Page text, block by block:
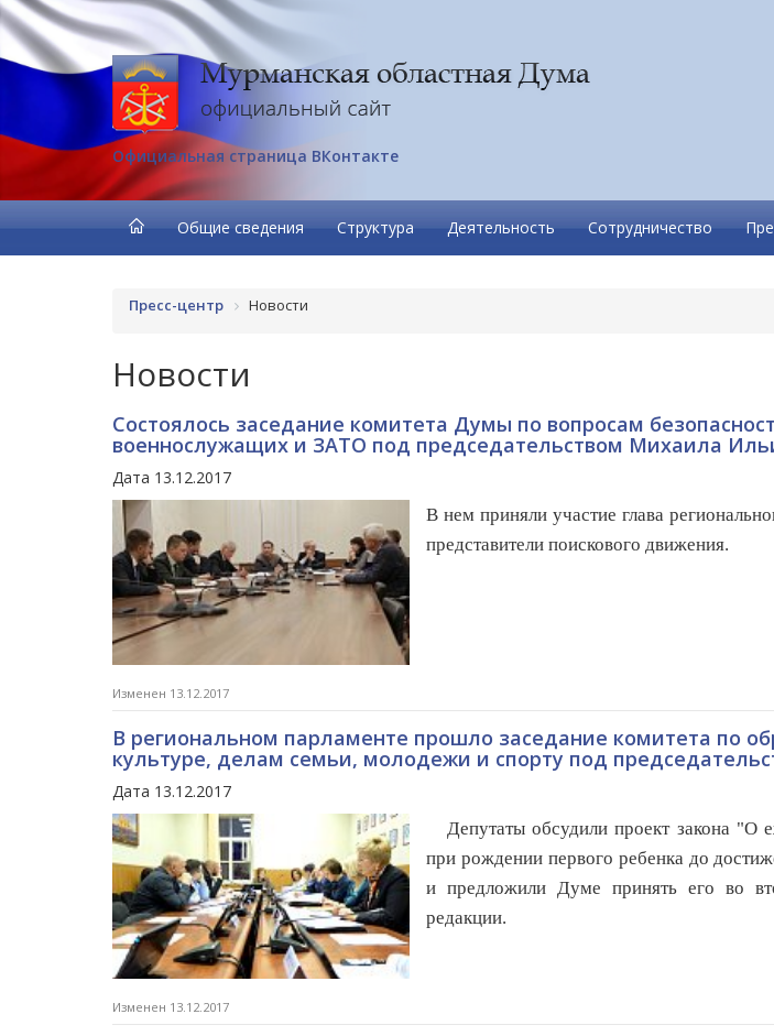
Официальная страница ВКонтакте
Общие сведения Структура Деятельность Сотрудничество
Пресс-центр Новости
Новости
Состоялось заседание комитета Думы по вопросам
военнослужащих и ЗАТО под председательством Михаила
Дата 13.12.2017
В нем приняли участие глава
представители поискового движения.
Изменен 13.12.2017
В региональном парламенте прошло заседание комитета по
культуре, делам семьи, молодежи и спорту под
Дата 13.12.2017
Депутаты обсудили проект закона "О
при рождении первого ребенка до
и предложили Думе принять его во
редакции.
Изменен 13.12.2017